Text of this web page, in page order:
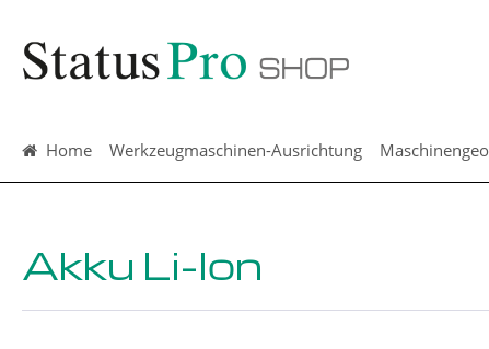
Home Werkzeugmaschinen-Ausrichtung
Akku Li-Ion